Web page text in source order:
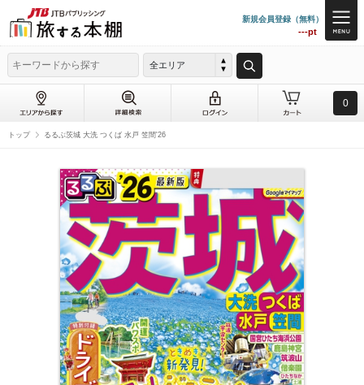
新規会員登録（無料）
---pt
全エリア
0
トップ るるぶ茨城 大洗 つくば 水戸 笠間'26